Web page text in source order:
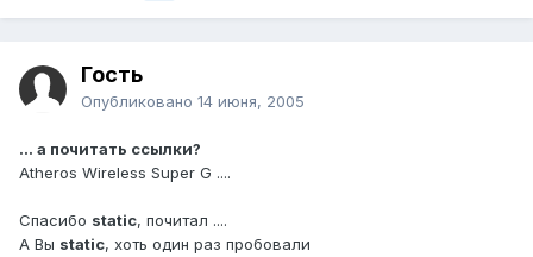
Гость
Опубликовано 14 июня, 2005
... а почитать ссылки?
Atheros Wireless Super G ....
Спасибо static, почитал ....
А Вы static, хоть один раз пробовали